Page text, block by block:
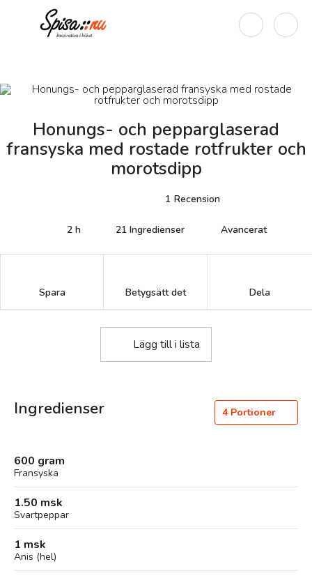
Honungs- och pepparglaserad
fransyska med rostade rotfrukter och
morotsdipp
1 Recension
2 h 21 Ingredienser Avancerat
Spara Betygsätt det Dela
Lägg till i lista
Ingredienser 4 Portioner
600 gram
Fransyska
1.50 msk
Svartpeppar
1 msk
Anis (hel)